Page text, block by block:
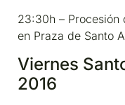
23:30h – Procesión
en Praza de Santo
Viernes
2016